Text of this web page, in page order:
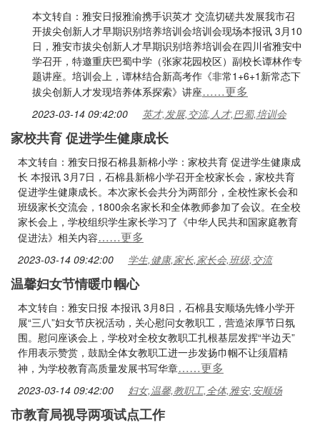
本文转自：雅安日报雅渝携手识英才 交流切磋共发展我市召
开拔尖创新人才早期识别培养培训会培训会现场本报讯 3月10
日，雅安市拔尖创新人才早期识别培养培训会在四川省雅安中
学召开，特邀重庆巴蜀中学（张家花园校区）副校长谭林作专
题讲座。培训会上，谭林结合新高考作《非常1+6+1新常态下
拔尖创新人才发现培养体系探索》讲座……更多
2023-03-14 09:42:00 英才,发展,交流,人才,巴蜀,培训会
家校共育 促进学生健康成长
本文转自：雅安日报石棉县新棉小学：家校共育 促进学生健康成
长 本报讯 3月7日，石棉县新棉小学召开全校家长会，家校共育
促进学生健康成长。本次家长会共分为两部分，全校性家长会和
班级家长交流会，1800余名家长和全体教师参加了会议。在全校
家长会上，学校组织学生家长学习了《中华人民共和国家庭教育
促进法》相关内容……更多
2023-03-14 09:42:00 学生,健康,家长,家长会,班级,交流
温馨妇女节情暖巾帼心
本文转自：雅安日报 本报讯 3月8日，石棉县安顺场先锋小学开
展“三八”妇女节庆祝活动，关心慰问女教职工，营造浓厚节日氛
围。慰问座谈会上，学校对全校女教职工扎根基层发挥“半边天”
作用表示赞赏，鼓励全体女教职工进一步发扬巾帼不让须眉精
神，为学校教育高质量发展书写华章……更多
2023-03-14 09:42:00 妇女,温馨,教职工,全体,雅安,安顺场
市教育局视导两项试点工作